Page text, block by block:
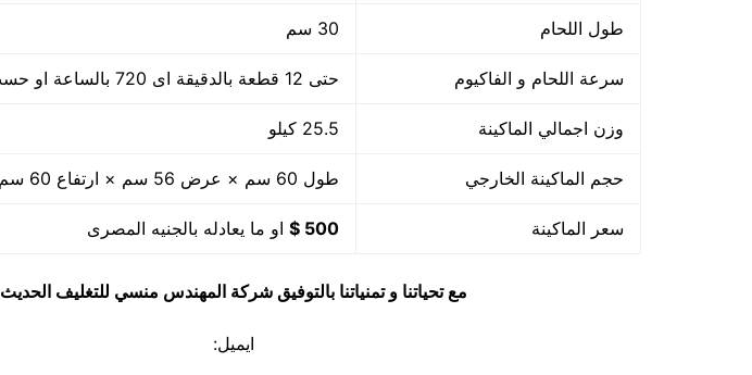
طول اللحام 30 سم
سرعة اللحام و الفاكيوم حتى 12 قطعة بالدقيقة اى 720 بالساعة او حسب حجم القطعة
وزن اجمالي الماكينة 25.5 كيلو
حجم الماكينة الخارجي طول 60 سم × عرض 56 سم × ارتفاع 60 سم
سعر الماكينة 500 $ او ما يعادله بالجنيه المصرى
مع تحياتنا و تمنياتنا بالتوفيق شركة المهندس منسي للتغليف الحديث
ايميل: